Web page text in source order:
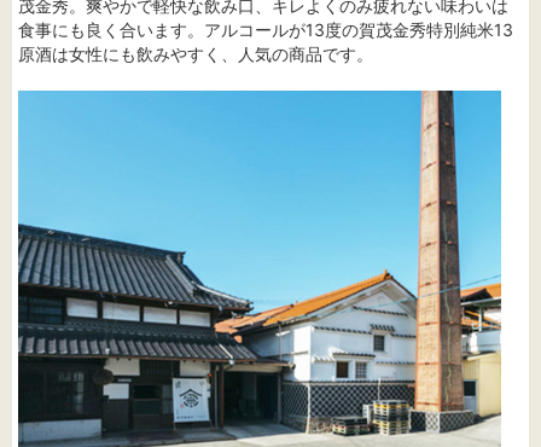
茂金秀。爽やかで軽快な飲み口、キレよくのみ疲れない味わいは
食事にも良く合います。アルコールが13度の賀茂金秀特別純米13
原酒は女性にも飲みやすく、人気の商品です。